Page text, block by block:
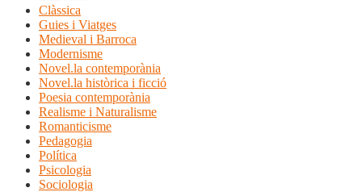
Clàssica
Guies i Viatges
Medieval i Barroca
Modernisme
Novel.la contemporània
Novel.la històrica i ficció
Poesia contemporània
Realisme i Naturalisme
Romanticisme
Pedagogia
Política
Psicologia
Sociologia